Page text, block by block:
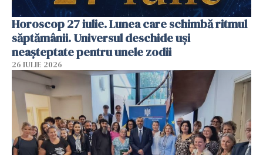
Horoscop 27 iulie. Lunea care schimbă ritmul
săptămânii. Universul deschide uși
neașteptate pentru unele zodii
26 IULIE 2026